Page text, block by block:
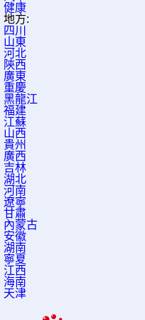
健康
地方:
四川
山東
河北
陝西
廣東
重慶
黑龍江
福建
江蘇
山西
貴州
廣西
吉林
湖北
河南
遼寧
甘肅
內蒙古
安徽
湖南
寧夏
江西
海南
天津